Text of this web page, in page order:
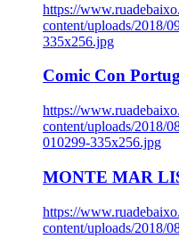
https://
content/uploads/2018/
335x256.jpg
Comic Con
https://
content/uploads/2018/
010299-335x256.jpg
MONTE MAR
https://
content/uploads/2018/